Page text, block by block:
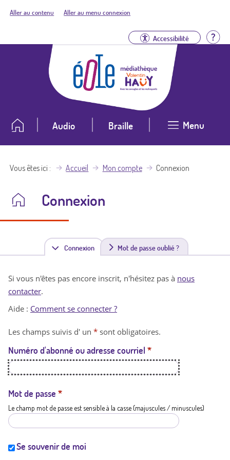
Aller au contenu Aller au menu connexion
Accessibilité
Audio Braille Menu
Vous êtes ici Accueil Mon compte Connexion
Connexion
Connexion(
n
t
a
t
i
Mot de passe oublié ?
Si vous n'êtes pas encore inscrit, n'hésitez pas à nous
contacter.
Aide : Comment se connecter ?
Les champs suivis d' un * sont obligatoires.
Numéro d'abonné ou adresse courriel *
Mot de passe *
Le champ mot de passe est sensible à la casse (majuscules / minuscules)
Se souvenir de moi